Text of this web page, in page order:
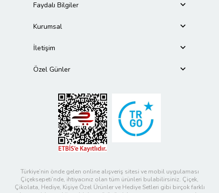
Faydalı Bilgiler
Kurumsal
İletişim
Özel Günler
Türkiye’nin önde gelen online alışveriş sitesi ve mobil uygulaması
Çiçeksepeti’nde, ihtiyacınız olan tüm ürünleri bulabilirsiniz. Çiçek,
Çikolata, Hediye, Kişiye Özel Ürünler ve Hediye Setleri gibi birçok farklı